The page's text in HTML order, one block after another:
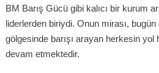
BM Barış Gücü gibi kalıcı bir kurum
liderlerden biriydi. Onun mirası, bugün
gölgesinde barışı arayan herkesin yol
devam etmektedir.